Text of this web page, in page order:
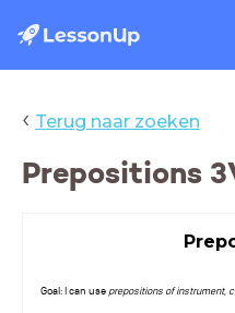
‹ Terug naar zoeken
Prepositions
Goal: I can useprepositions of instrument,